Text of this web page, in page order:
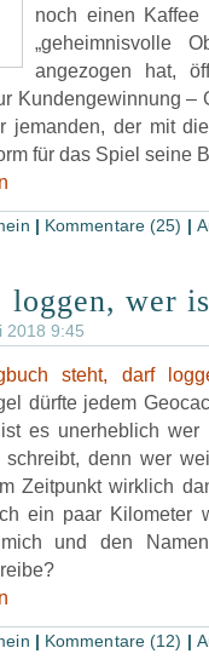
noch einen
„geheimnisvolle
angezogen hat,
Kundengewinnung –
jemanden, der mit
für das Spiel seine
Kommentare (25)
loggen, wer
2018 9:45
steht, darf
dürfte jedem
es unerheblich wer
schreibt, denn wer
Zeitpunkt wirklich
ein paar Kilometer
und den
Kommentare (12)